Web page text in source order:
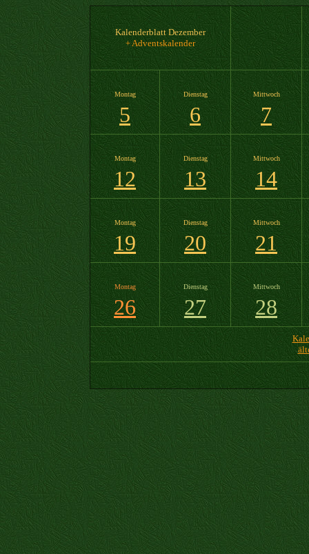
Kalenderblatt Dezember
+ Adventskalender
Montag
5
Dienstag
6
Mittwoch
7
Montag
12
Dienstag
13
Mittwoch
14
Montag
19
Dienstag
20
Mittwoch
21
Montag
26
Dienstag
27
Mittwoch
28